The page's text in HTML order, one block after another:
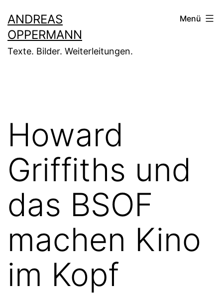
Inhalt
springen
ANDREAS
OPPERMANN
Texte. Bilder. Weiterleitungen.
Menü
Howard
Griffiths und
das BSOF
machen Kino
im Kopf